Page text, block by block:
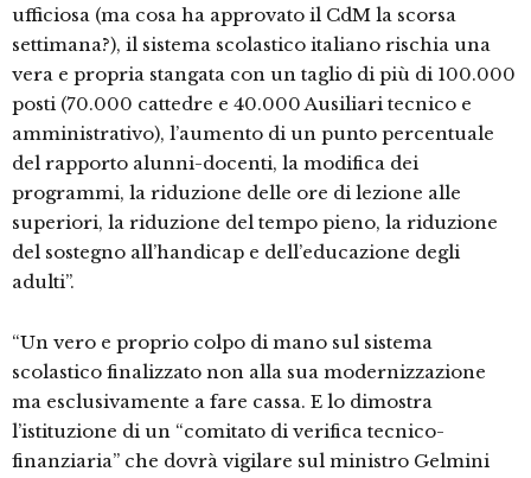
ufficiosa (ma cosa ha approvato il CdM la scorsa
settimana?), il sistema scolastico italiano rischia una
vera e propria stangata con un taglio di più di 100.000
posti (70.000 cattedre e 40.000 Ausiliari tecnico e
amministrativo), l’aumento di un punto percentuale
del rapporto alunni-docenti, la modifica dei
programmi, la riduzione delle ore di lezione alle
superiori, la riduzione del tempo pieno, la riduzione
del sostegno all’handicap e dell’educazione degli
adulti”.
“Un vero e proprio colpo di mano sul sistema
scolastico finalizzato non alla sua modernizzazione
ma esclusivamente a fare cassa. E lo dimostra
l’istituzione di un “comitato di verifica tecnico-
finanziaria” che dovrà vigilare sul ministro Gelmini